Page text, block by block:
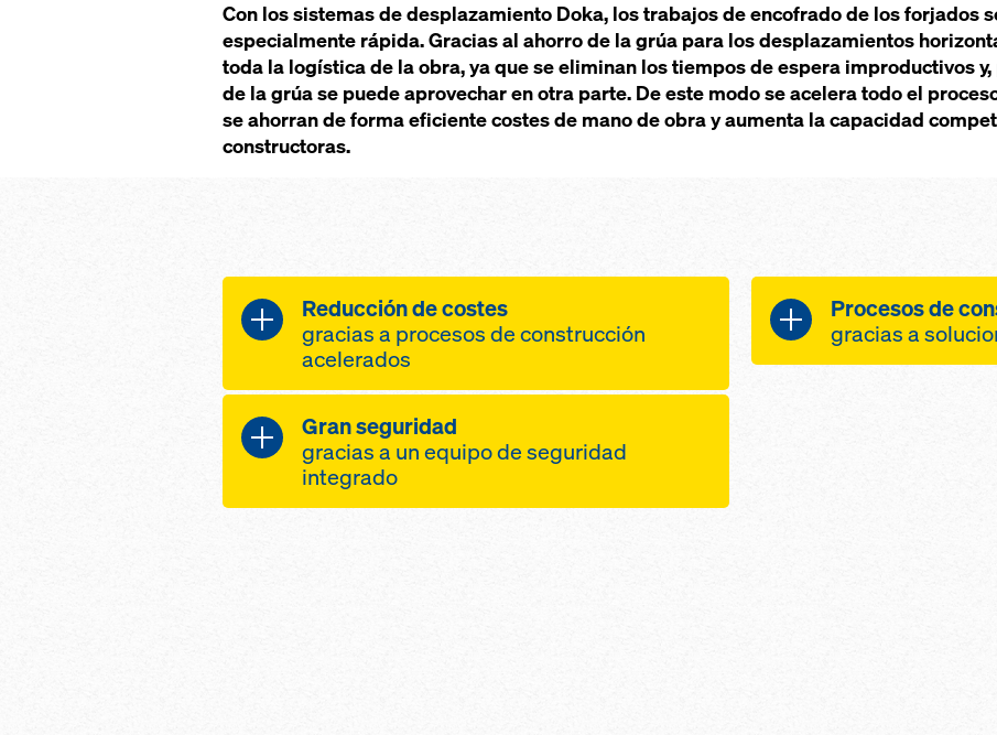
Con los sistemas de desplazamiento Doka, los trabajos de encofrado de los forjados
especialmente rápida. Gracias al ahorro de la grúa para los desplazamientos
toda la logística de la obra, ya que se eliminan los tiempos de espera improductivos
de la grúa se puede aprovechar en otra parte. De este modo se acelera todo el
se ahorran de forma eficiente costes de mano de obra y aumenta la capacidad
constructoras.
Reducción de costes
gracias a procesos de construcción
acelerados
posicionado rápido y sencillo de las
mesas con pocas maniobras
desplazamiento de grandes
Gran seguridad
gracias a un equipo de seguridad
integrado
Procesos de
gracias a